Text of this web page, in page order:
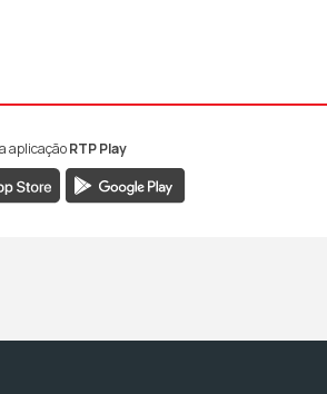
1
Antena 1
RTP Antena 1
aplicaçãoRTP Play